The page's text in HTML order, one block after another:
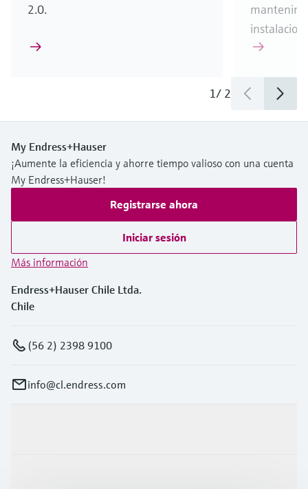
2.0.
1/ 2
My Endress+Hauser
¡Aumente la eficiencia y ahorre tiempo valioso con una cuenta
My Endress+Hauser!
Registrarse ahora
Iniciar sesión
Más información
Endress+Hauser Chile Ltda.
Chile
(56 2) 2398 9100
info@cl.endress.com